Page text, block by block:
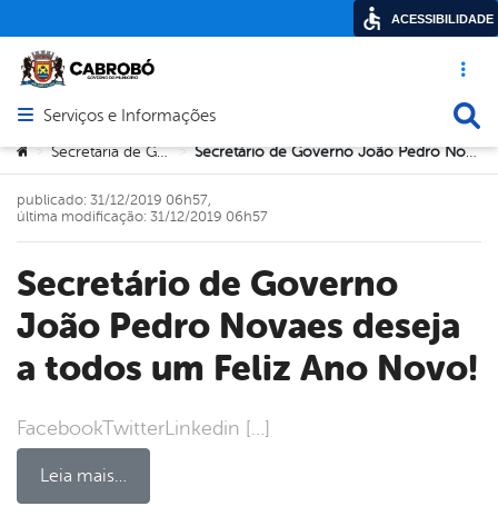
Acesso
Abrir menu principal de navegação
Serviços e Informações
Você está aqui:
> Secretaria de Governo > Secretário de Governo João Pedro Novaes deseja a todos um Feliz Ano Novo!
Secretário de Governo
João Pedro Novaes deseja
a todos um Feliz Ano Novo!
FacebookTwitterLinkedin […]
Leia mais…
publicado: 31/12/2019 06h57,
última modificação: 31/12/2019 06h57
ACESSIBILIDADE